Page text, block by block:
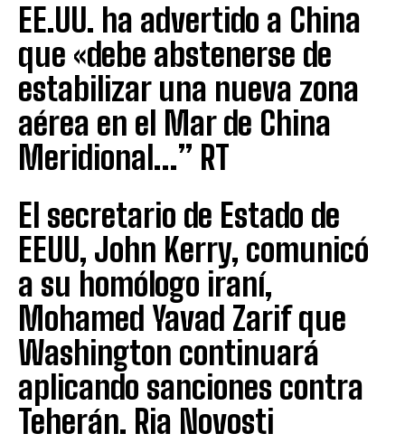
EE.UU. ha advertido a China
que «debe abstenerse de
estabilizar una nueva zona
aérea en el Mar de China
Meridional…” RT
El secretario de Estado de
EEUU, John Kerry, comunicó
a su homólogo iraní,
Mohamed Yavad Zarif que
Washington continuará
aplicando sanciones contra
Teherán. Ria Novosti